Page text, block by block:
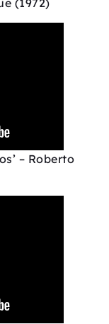
(1972)
– Roberto